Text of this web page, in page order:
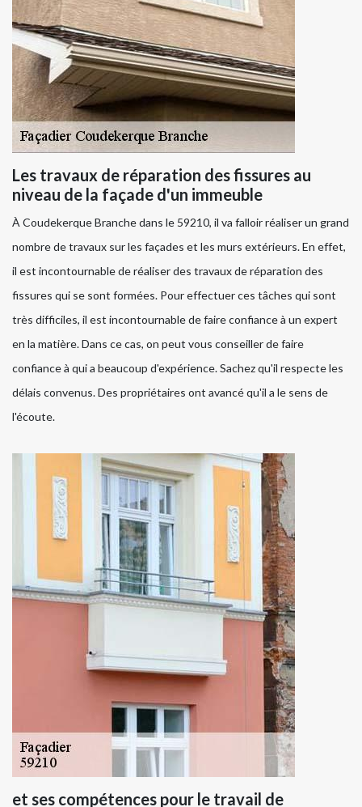
Les travaux de réparation des fissures au
niveau de la façade d'un immeuble
À Coudekerque Branche dans le 59210, il va falloir réaliser un grand
nombre de travaux sur les façades et les murs extérieurs. En effet,
il est incontournable de réaliser des travaux de réparation des
fissures qui se sont formées. Pour effectuer ces tâches qui sont
très difficiles, il est incontournable de faire confiance à un expert
en la matière. Dans ce cas, on peut vous conseiller de faire
confiance à qui a beaucoup d'expérience. Sachez qu'il respecte les
délais convenus. Des propriétaires ont avancé qu'il a le sens de
l'écoute.
et ses compétences pour le travail de